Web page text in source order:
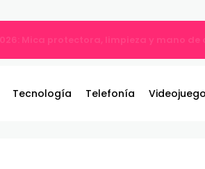
ya está disponible: el nuevo referente de
Tecnología Telefonía